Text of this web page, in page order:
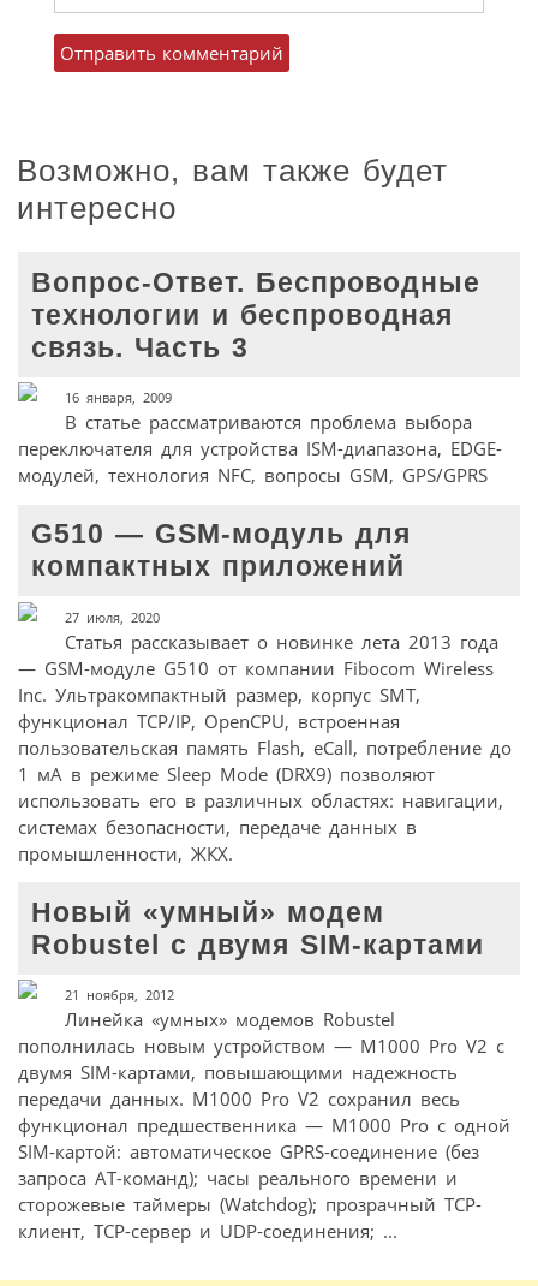
Возможно, вам также будет
интересно
Вопрос-Ответ. Беспроводные
технологии и беспроводная
связь. Часть 3
16 января, 2009
В статье рассматриваются проблема выбора
переключателя для устройства ISM-диапазона, EDGE-
модулей, технология NFC, вопросы GSM, GPS/GPRS
G510 — GSM-модуль для
компактных приложений
27 июля, 2020
Статья рассказывает о новинке лета 2013 года
— GSM-модуле G510 от компании Fibocom Wireless
Inc. Ультракомпактный размер, корпус SMT,
функционал TCP/IP, OpenCPU, встроенная
пользовательская память Flash, eCall, потребление до
1 мА в режиме Sleep Mode (DRX9) позволяют
использовать его в различных областях: навигации,
системах безопасности, передаче данных в
промышленности, ЖКХ.
Новый «умный» модем
Robustel c двумя SIM-картами
21 ноября, 2012
Линейка «умных» модемов Robustel
пополнилась новым устройством — M1000 Pro V2 с
двумя SIM-картами, повышающими надежность
передачи данных. M1000 Pro V2 сохранил весь
функционал предшественника — M1000 Pro с одной
SIM-картой: автоматическое GPRS-соединение (без
запроса AT-команд); часы реального времени и
сторожевые таймеры (Watchdog); прозрачный TCP-
клиент, TCP-сервер и UDP-соединения; ...